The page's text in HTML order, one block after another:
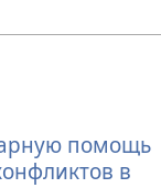
помощь
в